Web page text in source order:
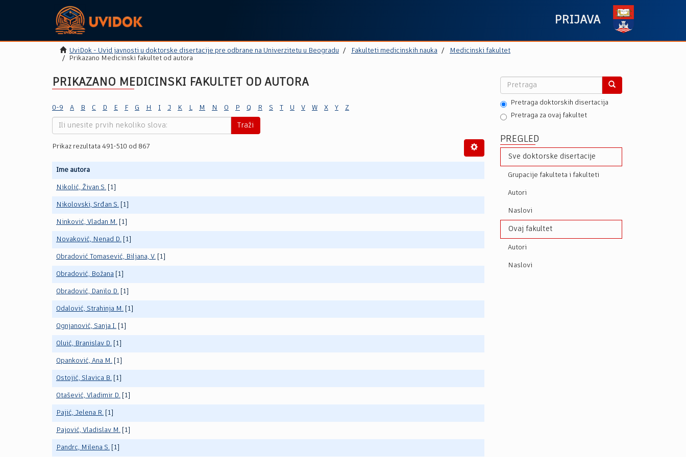
PRIJAVA
UviDok - Uvid javnosti u doktorske disertacije pre odbrane na Univerzitetu u Beogradu Fakulteti medicinskih nauka
Medicinski fakultet
Prikazano Medicinski fakultet od autora
PRIKAZANO MEDICINSKI FAKULTET OD AUTORA
0-9 A B C D E F G H I J K L M N O P Q R S T U V W X Y Z
Traži
Prikaz rezultata 491-510 od 867
Ime autora
Nikolić, Živan S. [1]
Nikolovski, Srđan S. [1]
Ninković, Vladan M. [1]
Novaković, Nenad D. [1]
Obradović Tomasević, Biljana, V. [1]
Obradović, Božana [1]
Obradović, Danilo D. [1]
Odalović, Strahinja M. [1]
Ognjanović, Sanja I. [1]
Oluić, Branislav D. [1]
Opanković, Ana M. [1]
Ostojić, Slavica B. [1]
Otašević, Vladimir D. [1]
Pajić, Jelena R. [1]
Pajović, Vladislav M. [1]
Pandrc, Milena S. [1]
Pretraga doktorskih disertacija
Pretraga za ovaj fakultet
PREGLED
Sve doktorske disertacije
Grupacije fakulteta i fakulteti
Autori
Naslovi
Ovaj fakultet
Autori
Naslovi